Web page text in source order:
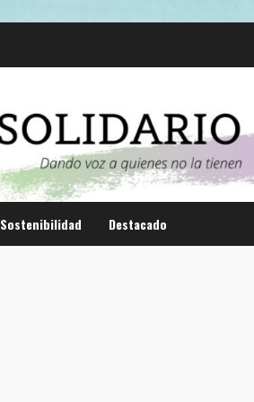
Sostenibilidad Destacado